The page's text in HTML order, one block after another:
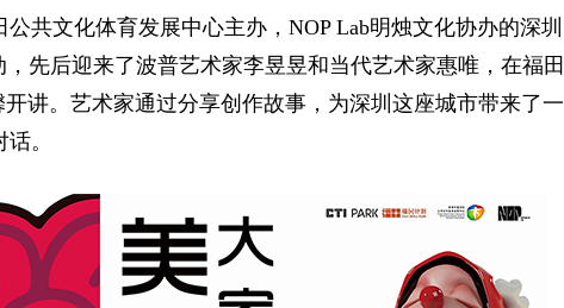
共文化体育发展中心主办，NOP Lab明烛文化协办的深圳
先后迎来了波普艺术家李昱昱和当代艺术家惠唯，在福田
讲。艺术家通过分享创作故事，为深圳这座城市带来了一
。